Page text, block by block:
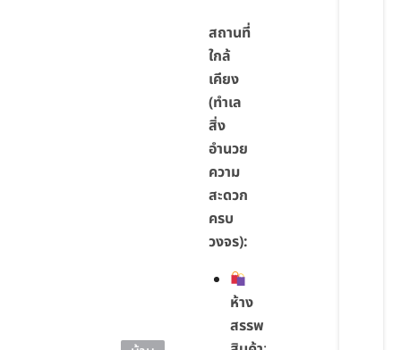
สถานที่
ใกล้
เคียง
(ทำเล
สิ่ง
อำนวย
ความ
สะดวก
ครบ
วงจร):
ห้าง
สรรพ